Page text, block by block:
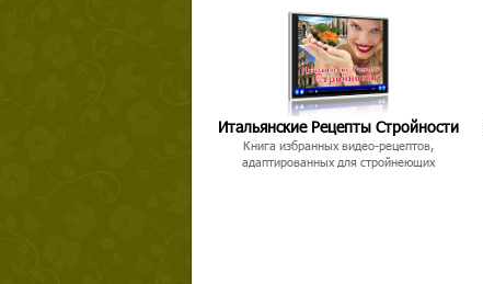
Итальянские Рецепты Стройности
Книга избранных видео-рецептов,
адаптированных для стройнеющих